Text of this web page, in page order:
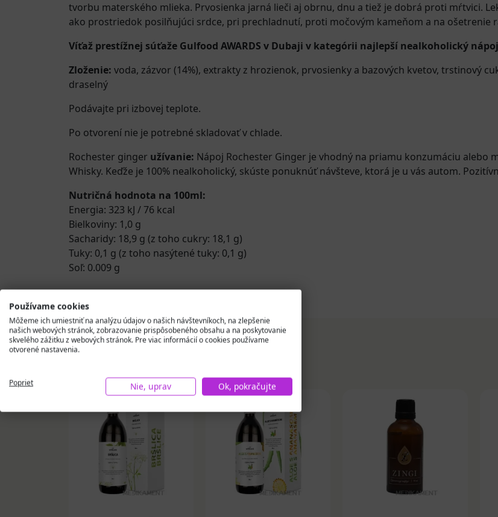
tvorbu materského mlieka. Prvosienka jarná lieči aj obrnu, dnu a tiež je dobrá proti mŕtvici.
ako prostriedok posilňujúci srdce, pri prechladnutí, proti močovým kameňom a na ošetrenie
Víťaž prestížnej súťaže Gulfood AWARDS v Dubaji v kategórii najlepší nealkoholický
Zloženie: voda, zázvor (14%), extrakty z hrozienok, prvosienky a bazových kvetov, trstinový
draselný
Podávajte pri izbovej teplote.
Po otvorení nie je potrebné skladovať v chlade.
Rochester ginger užívanie: Nápoj Rochester Ginger je vhodný na priamu konzumáciu alebo
Whisky. Keďže je 100% nealkoholický, skúste ponuknúť návšteve, ktorá je u vás autom.
Nutričná hodnota na 100ml:
Energia: 323 kJ / 76 kcal
Bielkoviny: 1,0 g
Sacharidy: 18,9 g (z toho cukry: 18,1 g)
Tuky: 0,1 g (z toho nasýtené tuky: 0,1 g)
Soľ: 0.009 g
Podobné produkty
Používame cookies
Môžeme ich umiestniť na analýzu údajov o našich návštevníkoch, na zlepšenie
našich webových stránok, zobrazovanie prispôsobeného obsahu a na poskytovanie
skvelého zážitku z webových stránok. Pre viac informácií o cookies používame
otvorené nastavenia.
Poprieť Nie, uprav Ok, pokračujte